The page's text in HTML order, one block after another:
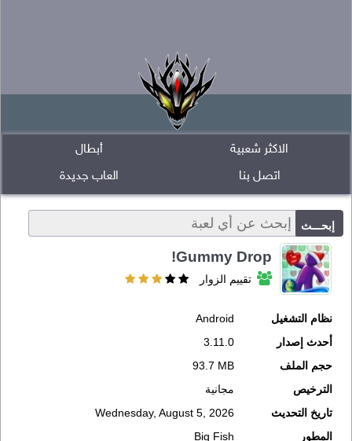
أبطال
الاكثر شعبية
العاب جديدة
اتصل بنا
Gummy Drop!
تقييم الزوار
نظام التشغيل
Android
أحدث إصدار
3.11.0
حجم الملف
93.7 MB
الترخيص
مجانية
تاريخ التحديث
Wednesday, August 5, 2026
المطور
Big Fish